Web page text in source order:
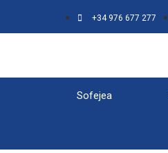
+34 976 677 277
Sofejea